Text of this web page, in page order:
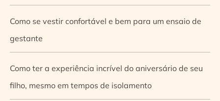
Como se vestir confortável e bem para um ensaio de
gestante
Como ter a experiência incrível do aniversário de seu
filho, mesmo em tempos de isolamento